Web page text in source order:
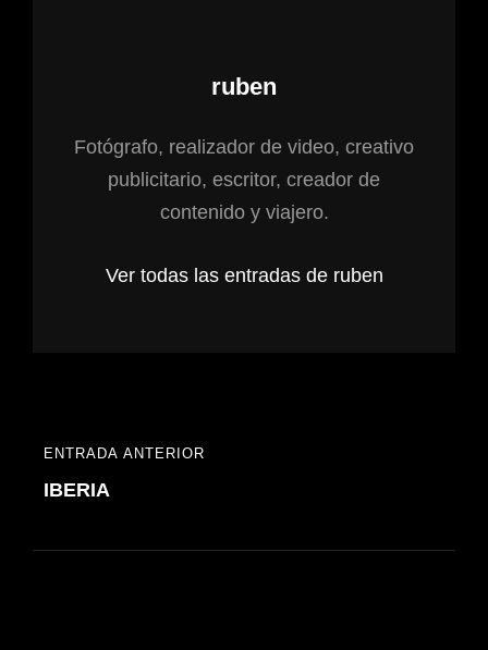
Autor:
ruben
Fotógrafo, realizador de video, creativo
publicitario, escritor, creador de
contenido y viajero.
Ver todas las entradas de ruben
Navegación
de
ENTRADA
ANTERIOR
ENTRADA ANTERIOR
IBERIA